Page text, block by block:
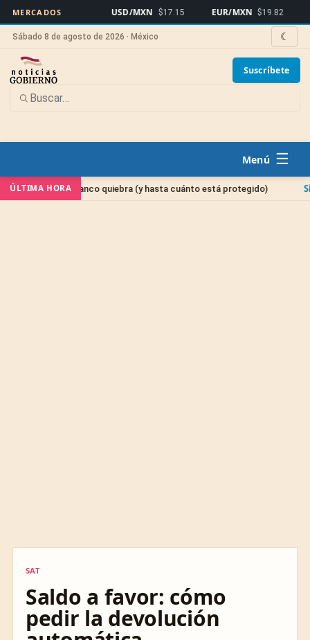
MERCADOS USD/MXN $17.15 EUR/MXN $19.82 Bitcoin
Sábado 8 de agosto de 2026 · México ☾
Suscríbete
☰
ÚLTIMA HORA
quiebra (y hasta cuánto está protegido) Sin categoría
SAT
Saldo a favor: cómo
pedir la devolución